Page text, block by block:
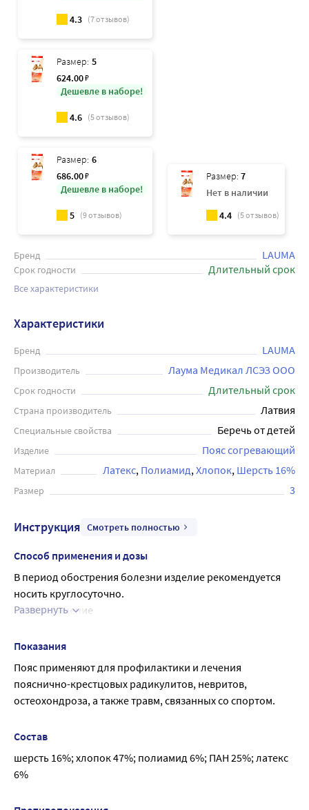
4.3 (7отзывов)
Размер: 5
624.00₽
Дешевле в наборе!
4.6 (5отзывов)
Размер: 6
686.00₽
Дешевле в наборе!
5 (9отзывов)
Размер: 7
Нет в наличии
4.4
(5отзывов)
Бренд LAUMA
Срок годности Длительный срок
Все характеристики
Характеристики
Бренд LAUMA
Производитель Лаума Медикал ЛСЭЗ ООО
Срок годности Длительный срок
Страна производитель Латвия
Специальные свойства Беречь от детей
Изделие Пояс согревающий
Материал Латекс Полиамид Хлопок Шерсть 16%
Размер 3
Инструкция Смотреть полностью
Способ применения и дозы
В период обострения болезни изделие рекомендуется
носить круглосуточно.
Уход и хранение
используя мягкие моющие средства или мыло.
При стирке и ополаскивании пояс нельзя тереть и
выкручивать.
Слегка прижмите к изделию полотенце и оставьте
помещении.
Не рекомендуется гладит
Развернуть
Показания
Пояс применяют для профилактики и лечения
пояснично-крестцовых радикулитов, невритов,
остеохондроза, а также травм, связанных со спортом.
Состав
шерсть 16%; хлопок 47%; полиамид 6%; ПАН 25%; латекс
6%